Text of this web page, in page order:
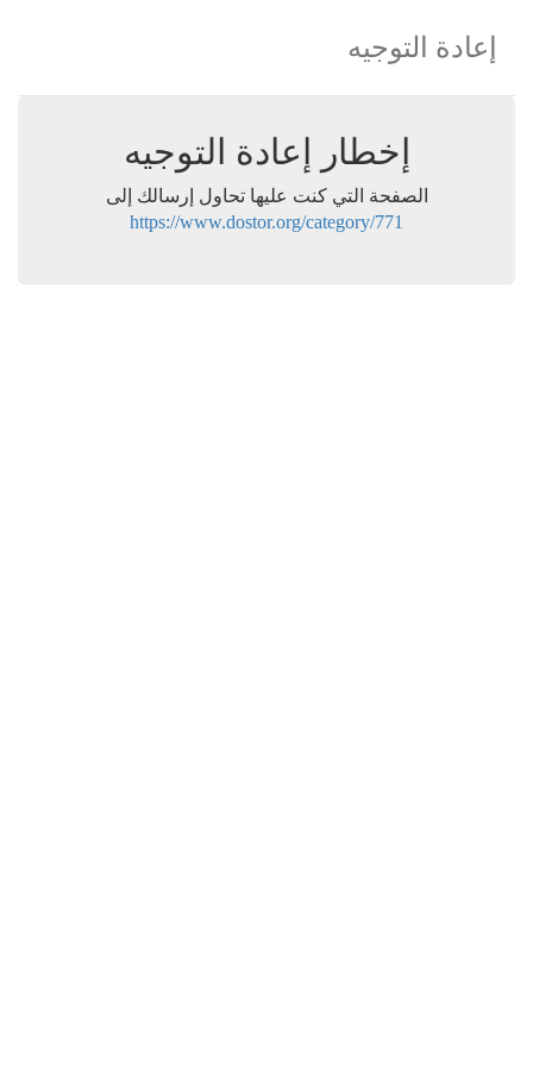
إعادة التوجيه
إخطار إعادة التوجيه
الصفحة التي كنت عليها تحاول إرسالك إلى
https://www.dostor.org/category/771